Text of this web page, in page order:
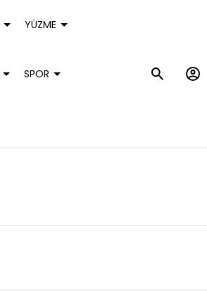
YÜZME
SPOR